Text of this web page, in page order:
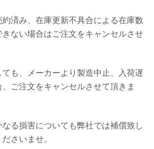
済み、在庫更新不具合による在庫数
ない場合はご注文をキャンセルさせ
も、メーカーより製造中止、入荷遅
ご注文をキャンセルさせて頂きま
る損害についても弊社では補償致し
さいませ。